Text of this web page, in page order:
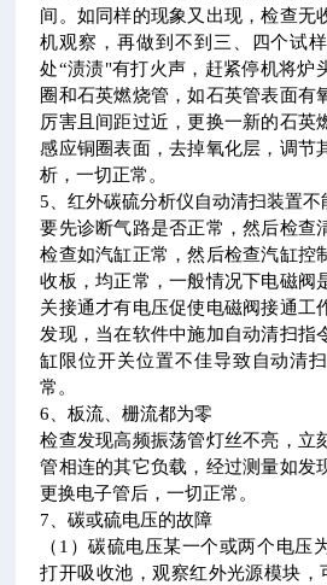
间。如同样的现象又出现，检查无
机观察，再做到不到三、四个试
处“渍渍"有打火声，赶紧停机将炉
圈和石英燃烧管，如石英管表面有
厉害且间距过近，更换一新的石英
感应铜圈表面，去掉氧化层，调节
析，一切正常。
5、红外碳硫分析仪自动清扫装置不
要先诊断气路是否正常，然后检查
检查如汽缸正常，然后检查汽缸控
收板，均正常，一般情况下电磁阀
关接通才有电压促使电磁阀接通工
发现，当在软件中施加自动清扫指
缸限位开关位置不佳导致自动清
常。
6、板流、栅流都为零
检查发现高频振荡管灯丝不亮，立
管相连的其它负载，经过测量如发
更换电子管后，一切正常。
7、碳或硫电压的故障
（1）碳硫电压某一个或两个电压
打开吸收池，观察红外光源模块，